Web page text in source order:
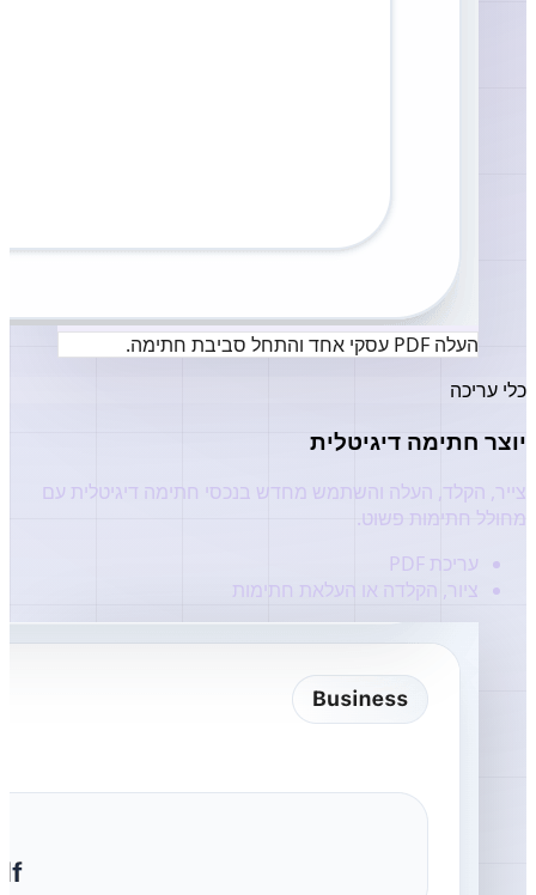
העלה PDF עסקי אחד והתחל סביבת חתימה.
כלי עריכה
יוצר חתימה דיגיטלית
צייר, הקלד, העלה והשתמש מחדש בנכסי חתימה דיגיטלית עם
מחולל חתימות פשוט.
עריכת PDF
ציור, הקלדה או העלאת חתימות